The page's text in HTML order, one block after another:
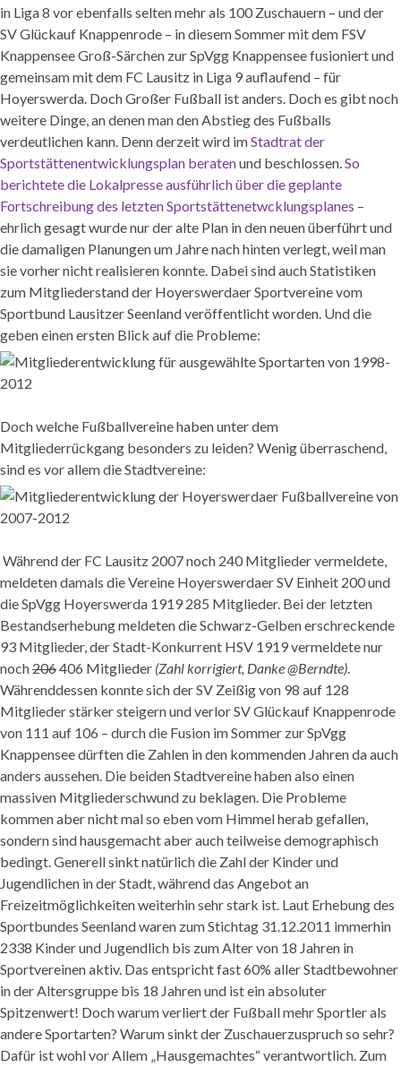
in Liga 8 vor ebenfalls selten mehr als 100 Zuschauern – und der
SV Glückauf Knappenrode – in diesem Sommer mit dem FSV
Knappensee Groß-Särchen zurSpVgg Knappensee fusioniert und
gemeinsam mit dem FC Lausitz in Liga 9 auflaufend – für
Hoyerswerda. Doch Großer Fußball ist anders. Doch es gibt noch
weitere Dinge, an denen man den Abstieg des Fußballs
verdeutlichen kann. Denn derzeit wird imStadtrat der
Sportstättenentwicklungsplan beratenund beschlossen.So
berichtete die Lokalpresse ausführlich über die geplante
Fortschreibung des letztenSportstättenetwcklungsplanes –
ehrlich gesagt wurde nur der alte Plan in den neuen überführt und
die damaligen Planungen um Jahre nach hinten verlegt, weil man
sie vorher nicht realisieren konnte. Dabei sind auch Statistiken
zum Mitgliederstand der HoyerswerdaerSportvereine vom
Sportbund LausitzerSeenland veröffentlicht worden. Und die
geben einen ersten Blick auf die Probleme:
Doch welche Fußballvereine haben unter dem
Mitgliederrückgang besonders zu leiden? Wenig überraschend,
sind es vor allem die Stadtvereine:
Während der FC Lausitz 2007 noch 240 Mitglieder vermeldete,
meldeten damals die Vereine HoyerswerdaerSV Einheit 200 und
dieSpVgg Hoyerswerda 1919 285 Mitglieder. Bei der letzten
Bestandserhebung meldeten die Schwarz-Gelben erschreckende
93 Mitglieder, der Stadt-Konkurrent HSV 1919 vermeldete nur
noch206406 Mitglieder (Zahl korrigiert, Danke @Berndte).
Währenddessen konnte sich der SV Zeißigvon 98 auf 128
Mitglieder stärker steigern und verlor SV Glückauf Knappenrode
von 111 auf 106 – durch die Fusion im Sommer zurSpVgg
Knappensee dürften die Zahlen in den kommenden Jahren da auch
anders aussehen. Die beiden Stadtvereine haben also einen
massiven Mitgliederschwund zu beklagen. Die Probleme
kommen aber nicht mal so eben vom Himmelherab gefallen,
sondern sind hausgemacht aber auch teilweise demographisch
bedingt. Generell sinkt natürlich die Zahl der Kinder und
Jugendlichen in der Stadt, während das Angebot an
Freizeitmöglichkeitenweiterhin sehr stark ist. Laut Erhebung des
Sportbundes Seenland waren zum Stichtag 31.12.2011 immerhin
2338 Kinder und Jugendlich bis zum Alter von 18 Jahren in
Sportvereinen aktiv. Das entspricht fast 60% aller Stadtbewohner
in der Altersgruppe bis 18 Jahren und ist ein absoluter
Spitzenwert! Doch warum verliert der Fußball mehr Sportler als
andere Sportarten? Warum sinkt der Zuschauerzuspruch so sehr?
Dafür ist wohl vor Allem „Hausgemachtes“ verantwortlich. Zum